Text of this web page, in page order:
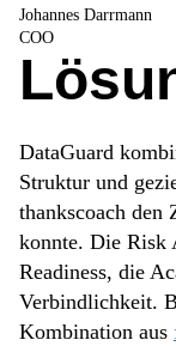
Johannes Darrmann
COO
DataGuard
Struktur und
thankscoach den
konnte. Die Risk
Readiness, die
Verbindlichkeit.
Kombination aus